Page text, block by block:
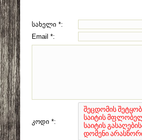
სახელი *:
Email *:
კოდი *: